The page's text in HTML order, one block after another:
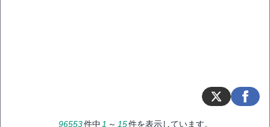
96553件中 1 ～ 15件を表示しています。